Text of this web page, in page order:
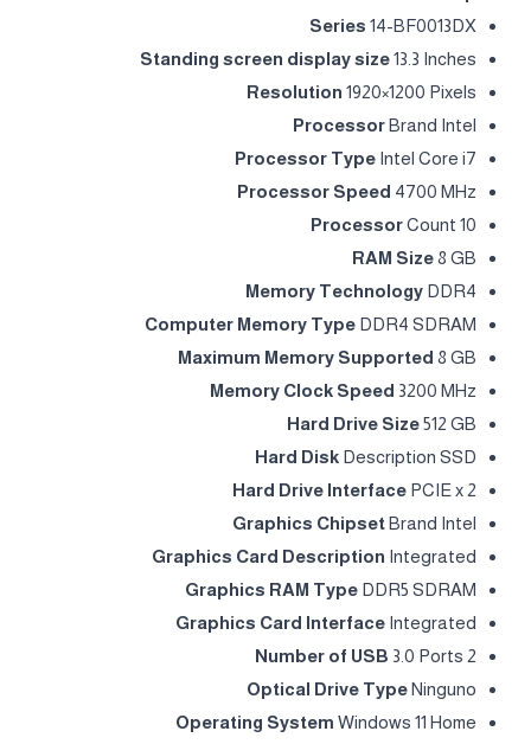
Series ‎ 14-BF0013DX
Standing screen display size ‎13.3 Inches
Resolution ‎1920×1200 Pixels
ProcessorBrand ‎Intel
Processor Type ‎Intel Core i7
Processor Speed ‎ 4700 MHz
ProcessorCount ‎10
RAM Size‎8 GB
Memory Technology ‎DDR4
Computer Memory Type ‎DDR4 SDRAM
Maximum Memory Supported ‎8 GB
Memory Clock Speed ‎3200 MHz
Hard Drive Size‎512 GB
Hard Disk Description ‎SSD
Hard Drive Interface ‎PCIE x 2
Graphics ChipsetBrand ‎Intel
Graphics Card Description ‎Integrated
Graphics RAM Type ‎DDR5 SDRAM
Graphics Card Interface ‎Integrated
Number of USB 3.0 Ports ‎2
Optical Drive Type‎Ninguno
Operating System ‎Windows 11 Home